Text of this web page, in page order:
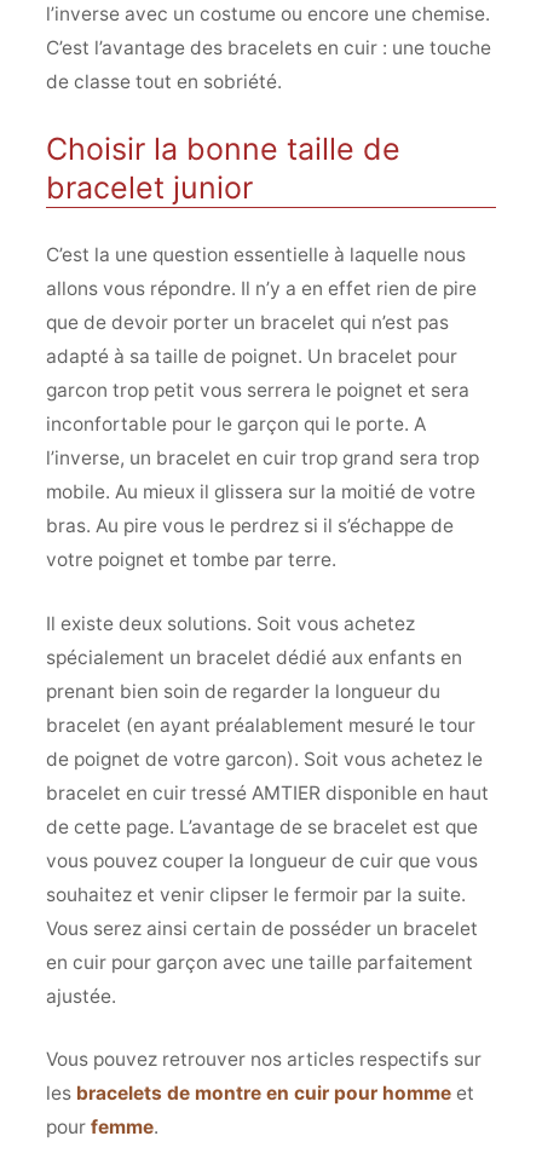
l’inverse avec un costume ou encore une chemise.
C’est l’avantage des bracelets en cuir : une touche
de classe tout en sobriété.
Choisir la bonne taille de
bracelet junior
C’est la une question essentielle à laquelle nous
allons vous répondre. Il n’y a en effet rien de pire
que de devoir porter un bracelet qui n’est pas
adapté à sa taille de poignet. Un bracelet pour
garcon trop petit vous serrera le poignet et sera
inconfortable pour le garçon qui le porte. A
l’inverse, un bracelet en cuir trop grand sera trop
mobile. Au mieux il glissera sur la moitié de votre
bras. Au pire vous le perdrez si il s’échappe de
votre poignet et tombe par terre.
Il existe deux solutions. Soit vous achetez
spécialement un bracelet dédié aux enfants en
prenant bien soin de regarder la longueur du
bracelet (en ayant préalablement mesuré le tour
de poignet de votre garcon). Soit vous achetez le
bracelet en cuir tressé AMTIER disponible en haut
de cette page. L’avantage de se bracelet est que
vous pouvez couper la longueur de cuir que vous
souhaitez et venir clipser le fermoir par la suite.
Vous serez ainsi certain de posséder un bracelet
en cuir pour garçon avec une taille parfaitement
ajustée.
Vous pouvez retrouver nos articles respectifs sur
les bracelets de montre en cuir pour hommeet
pour femme.